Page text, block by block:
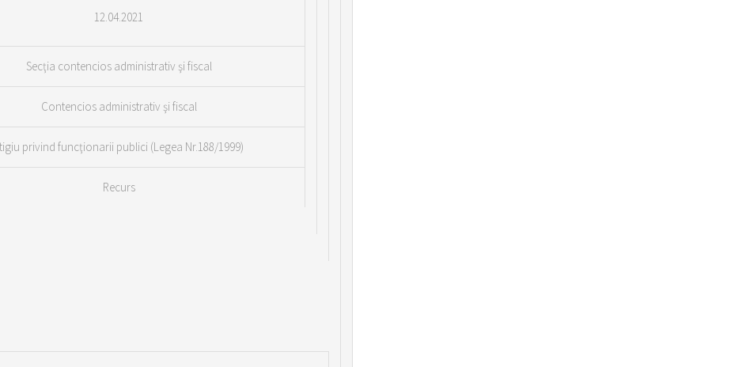
12.04.2021
Secţia contencios administrativ şi fiscal
Contencios administrativ şi fiscal
privind funcţionarii publici (Legea Nr.188/1999)
Recurs